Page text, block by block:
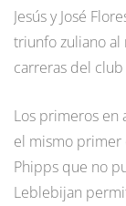
Jesús y José
triunfo zuliano al
carreras del club
Los primeros en
el mismo primer
Phipps que no
Leblebijan